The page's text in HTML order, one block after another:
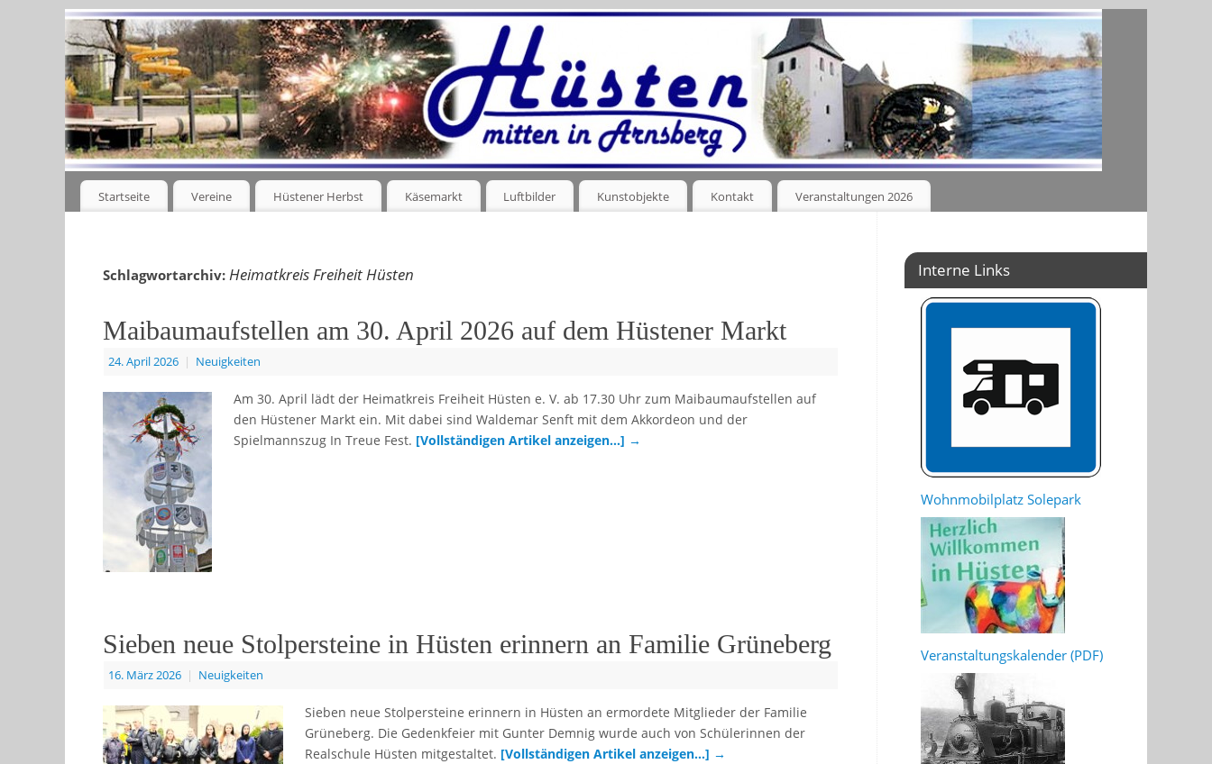
Startseite Vereine Hüstener Herbst Käsemarkt Luftbilder Kunstobjekte Kontakt Veranstaltungen 2026
Schlagwortarchiv:Heimatkreis Freiheit Hüsten
Maibaumaufstellen am 30. April 2026 auf dem Hüstener Markt
24. April 2026 | Neuigkeiten
Am 30. April lädt der Heimatkreis Freiheit Hüsten e. V. ab 17.30 Uhr zum Maibaumaufstellen auf
den Hüstener Markt ein. Mit dabei sind Waldemar Senft mit dem Akkordeon und der
Spielmannszug In Treue Fest. [Vollständigen Artikel anzeigen…] →
Sieben neue Stolpersteine in Hüsten erinnern an Familie Grüneberg
16. März 2026 | Neuigkeiten
Sieben neue Stolpersteine erinnern in Hüsten an ermordete Mitglieder der Familie
Grüneberg. Die Gedenkfeier mit Gunter Demnig wurde auch von Schülerinnen der
Realschule Hüsten mitgestaltet. [Vollständigen Artikel anzeigen…] →
Interne Links
Wohnmobilplatz Solepark
Veranstaltungskalender (PDF)